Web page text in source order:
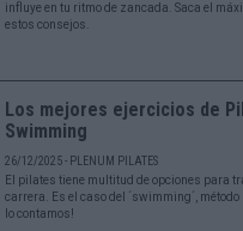
influye en tu ritmo de zancada. Saca el
estos consejos.
Los mejores ejercicios de
Swimming
26/12/2025 - PLENUM PILATES
El pilates tiene multitud de opciones para
carrera. Es el caso del ´swimming´, método
lo contamos!